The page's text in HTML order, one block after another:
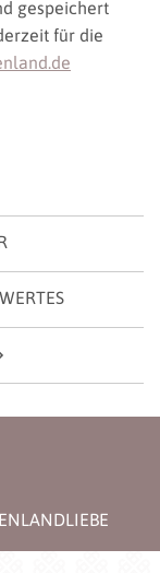
gespeichert
für die